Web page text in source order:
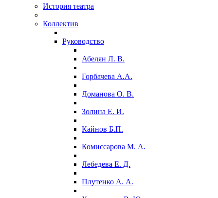
История театра
Коллектив
Руководство
Абелян Л. В.
Горбачева А.А.
Доманова О. В.
Золина Е. И.
Кайнов Б.П.
Комиссарова М. А.
Лебедева Е. Д.
Плутенко А. А.